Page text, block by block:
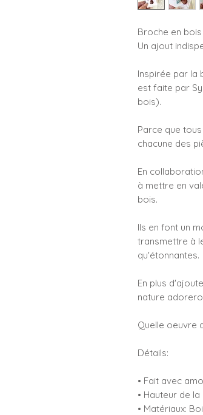
Broche en bois
Un ajout
Inspirée par la
est faite par
bois).
Parce que
chacune des
En
à mettre en
bois.
Ils en font un
transmettre à
qu'étonnantes.
En plus
nature
Quelle oeuvre
Détails:
• Fait avec
• Hauteur de
• Matériaux: